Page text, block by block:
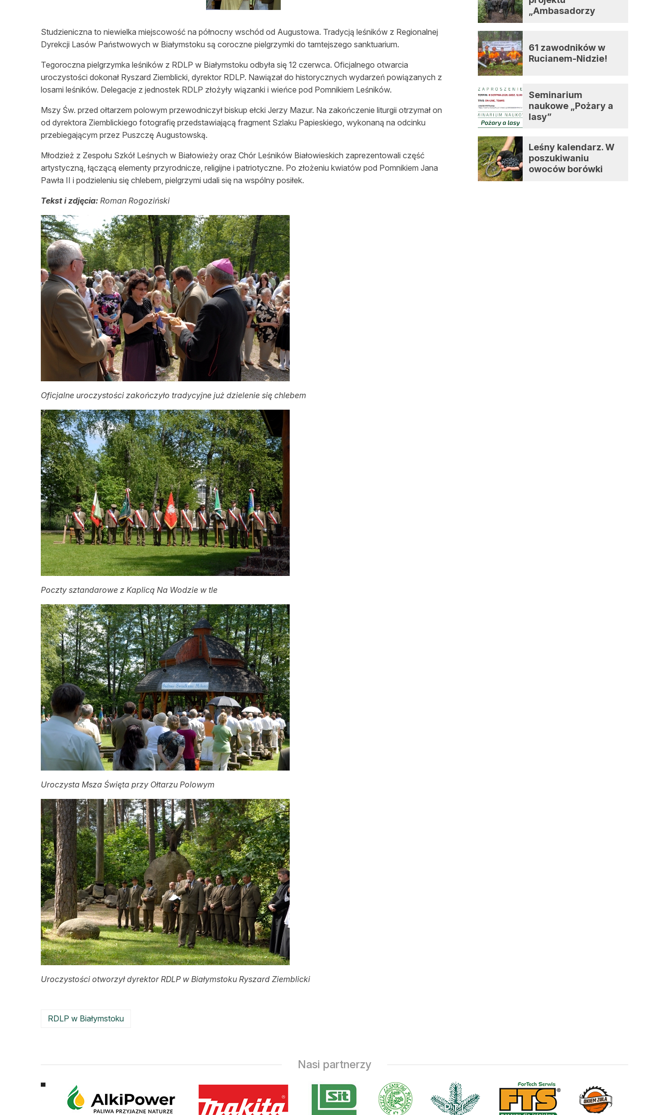
Lasy prywatne
Studzieniczna to niewielka miejscowość na północny wschód od Augustowa. Tradycją leśników z Regionalnej
Dyrekcji Lasów Państwowych w Białymstoku są coroczne pielgrzymki do tamtejszego sanktuarium.
Tegoroczna pielgrzymka leśników z RDLP w Białymstoku odbyła się 12 czerwca. Oficjalnego otwarcia
uroczystości dokonał Ryszard Ziemblicki, dyrektor RDLP. Nawiązał do historycznych wydarzeń powiązanych z
losami leśników. Delegacje z jednostek RDLP złożyły wiązanki i wieńce pod Pomnikiem Leśników.
Mszy Św. przed ołtarzem polowym przewodniczył biskup ełcki Jerzy Mazur. Na zakończenie liturgii otrzymał on
od dyrektora Ziemblickiego fotografię przedstawiającą fragment Szlaku Papieskiego, wykonaną na odcinku
przebiegającym przez Puszczę Augustowską.
Młodzież z Zespołu Szkół Leśnych w Białowieży oraz Chór Leśników Białowieskich zaprezentowali część
artystyczną, łączącą elementy przyrodnicze, religijne i patriotyczne. Po złożeniu kwiatów pod Pomnikiem Jana
Pawła II i podzieleniu się chlebem, pielgrzymi udali się na wspólny posiłek.
Tekst i zdjęcia: Roman Rogoziński
Oficjalne uroczystości zakończyło tradycyjne już dzielenie się chlebem
Poczty sztandarowe z Kaplicą Na Wodzie w tle
Uroczysta Msza Święta przy Ołtarzu Polowym
Uroczystości otworzył dyrektor RDLP w Białymstoku Ryszard Ziemblicki
RDLP w Białymstoku
„Ambasadorzy
61 zawodników w
Rucianem-Nidzie!
Seminarium
naukowe „Pożary a
lasy”
Leśny kalendarz. W
poszukiwaniu
owoców borówki
Nasi partnerzy